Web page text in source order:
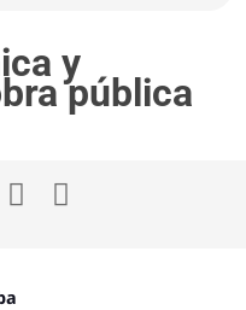
y
pública